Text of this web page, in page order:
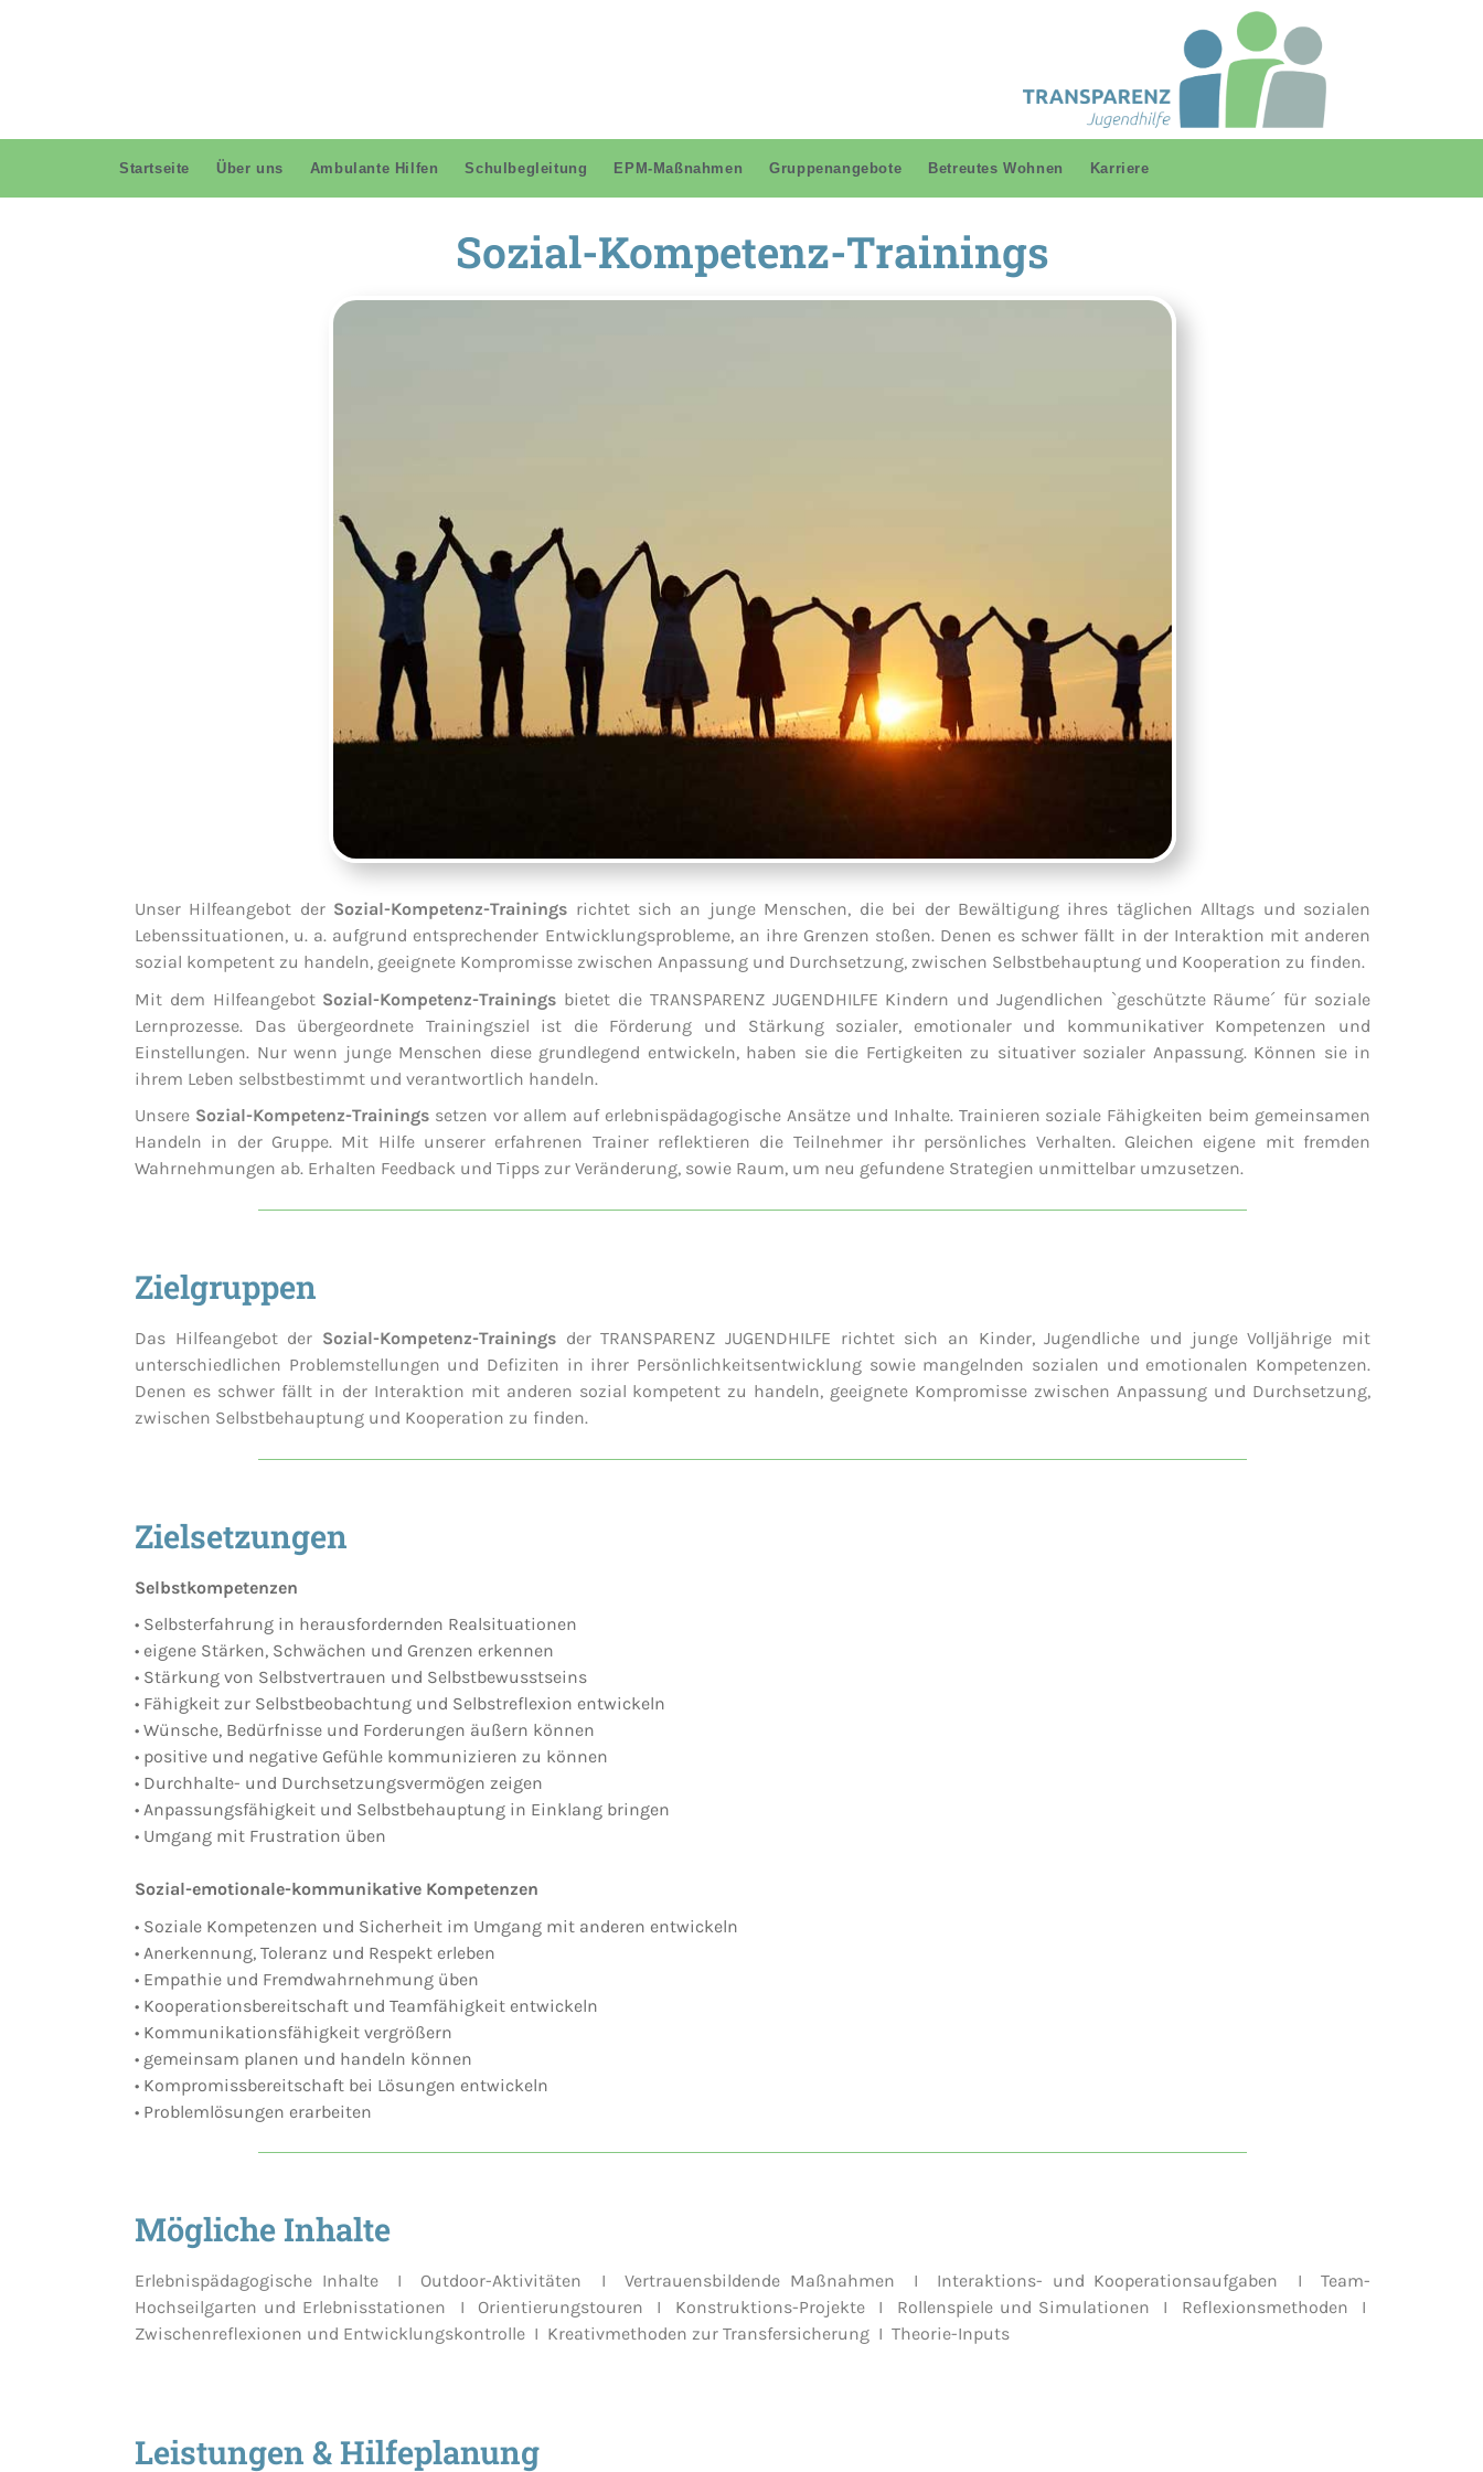
Startseite Über uns Ambulante Hilfen Schulbegleitung EPM-Maßnahmen Gruppenangebote Betreutes Wohnen Karriere
Sozial-Kompetenz-Trainings
Unser Hilfeangebot der Sozial-Kompetenz-Trainings richtet sich an junge Menschen, die bei der Bewältigung ihres täglichen Alltags und sozialen
Lebenssituationen, u. a. aufgrund entsprechender Entwicklungsprobleme, an ihre Grenzen stoßen. Denen es schwer fällt in der Interaktion mit anderen
sozial kompetent zu handeln, geeignete Kompromisse zwischen Anpassung und Durchsetzung, zwischen Selbstbehauptung und Kooperation zu finden.
Mit dem Hilfeangebot Sozial-Kompetenz-Trainings bietet die TRANSPARENZ JUGENDHILFE Kindern und Jugendlichen `geschützte Räume´ für soziale
Lernprozesse. Das übergeordnete Trainingsziel ist die Förderung und Stärkung sozialer, emotionaler und kommunikativer Kompetenzen und
Einstellungen. Nur wenn junge Menschen diese grundlegend entwickeln, haben sie die Fertigkeiten zu situativer sozialer Anpassung. Können sie in
ihrem Leben selbstbestimmt und verantwortlich handeln.
Unsere Sozial-Kompetenz-Trainingssetzen vor allem auf erlebnispädagogische Ansätze und Inhalte. Trainieren soziale Fähigkeiten beim gemeinsamen
Handeln in der Gruppe. Mit Hilfe unserer erfahrenen Trainer reflektieren die Teilnehmer ihr persönliches Verhalten. Gleichen eigene mit fremden
Wahrnehmungen ab. Erhalten Feedback und Tipps zur Veränderung, sowie Raum, um neu gefundene Strategien unmittelbar umzusetzen.
Zielgruppen
Das Hilfeangebot der Sozial-Kompetenz-Trainings der TRANSPARENZ JUGENDHILFE richtet sich an Kinder, Jugendliche und junge Volljährige mit
unterschiedlichen Problemstellungen und Defiziten in ihrer Persönlichkeitsentwicklung sowie mangelnden sozialen und emotionalen Kompetenzen.
Denen es schwer fällt in der Interaktion mit anderen sozial kompetent zu handeln, geeignete Kompromisse zwischen Anpassung und Durchsetzung,
zwischen Selbstbehauptung und Kooperation zu finden.
Zielsetzungen
Selbstkompetenzen
• Selbsterfahrung in herausfordernden Realsituationen
• eigene Stärken, Schwächen und Grenzen erkennen
• Stärkung von Selbstvertrauen und Selbstbewusstseins
• Fähigkeit zur Selbstbeobachtung und Selbstreflexion entwickeln
• Wünsche, Bedürfnisse und Forderungen äußern können
• positive und negative Gefühle kommunizieren zu können
• Durchhalte- und Durchsetzungsvermögen zeigen
• Anpassungsfähigkeit und Selbstbehauptung in Einklang bringen
• Umgang mit Frustration üben
Sozial-emotionale-kommunikative Kompetenzen
• Soziale Kompetenzen und Sicherheit im Umgang mit anderen entwickeln
• Anerkennung, Toleranz und Respekt erleben
• Empathie und Fremdwahrnehmung üben
• Kooperationsbereitschaft und Teamfähigkeit entwickeln
• Kommunikationsfähigkeit vergrößern
• gemeinsam planen und handeln können
• Kompromissbereitschaft bei Lösungen entwickeln
• Problemlösungen erarbeiten
Mögliche Inhalte
Erlebnispädagogische Inhalte I Outdoor-Aktivitäten I Vertrauensbildende Maßnahmen I Interaktions- und Kooperationsaufgaben I Team-
Hochseilgarten und Erlebnisstationen I Orientierungstouren I Konstruktions-Projekte I Rollenspiele und Simulationen I Reflexionsmethoden I
Zwischenreflexionen und Entwicklungskontrolle I Kreativmethoden zur Transfersicherung I Theorie-Inputs
Leistungen & Hilfeplanung